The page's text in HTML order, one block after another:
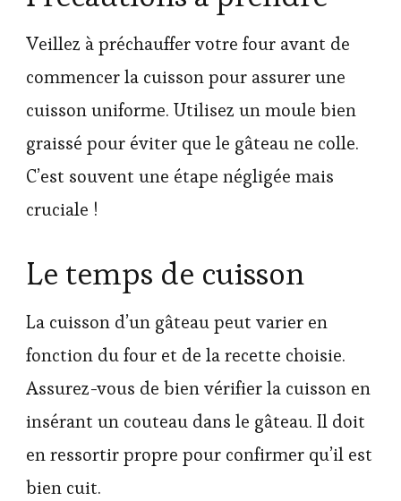
Veillez à préchauffer votre four avant de
commencer la cuisson pour assurer une
cuisson uniforme. Utilisez un moule bien
graissé pour éviter que le gâteau ne colle.
C’est souvent une étape négligée mais
cruciale !
Le temps de cuisson
La cuisson d’un gâteau peut varier en
fonction du four et de la recette choisie.
Assurez-vous de bien vérifier la cuisson en
insérant un couteau dans le gâteau. Il doit
en ressortir propre pour confirmer qu’il est
bien cuit.